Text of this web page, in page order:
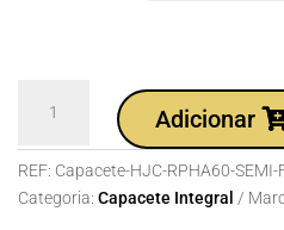
Capacete
HJC
RPHA60
Adicionar
REF: Capacete-HJC-RPHA60-SEMI-
Categoria: Capacete Integral